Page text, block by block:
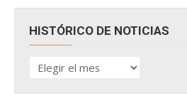
HISTÓRICO DE NOTICIAS
HISTÓRICO
DE